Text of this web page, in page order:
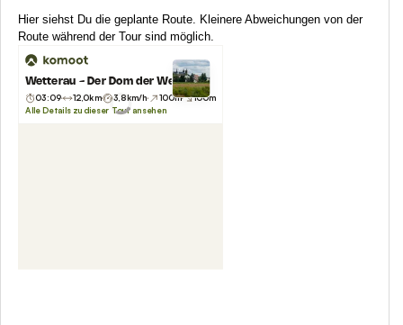
Hier siehst Du die geplante Route. Kleinere Abweichungen von der
Route während der Tour sind möglich.